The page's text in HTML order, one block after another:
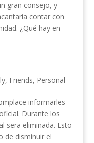
gran consejo, y
contar con
¿Qué hay en
, Friends, Personal
informarles
Durante los
sera eliminada. Esto
de disminuir el